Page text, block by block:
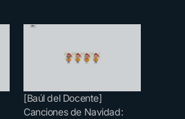
[Baúl del Docente]
Canciones de Navidad: